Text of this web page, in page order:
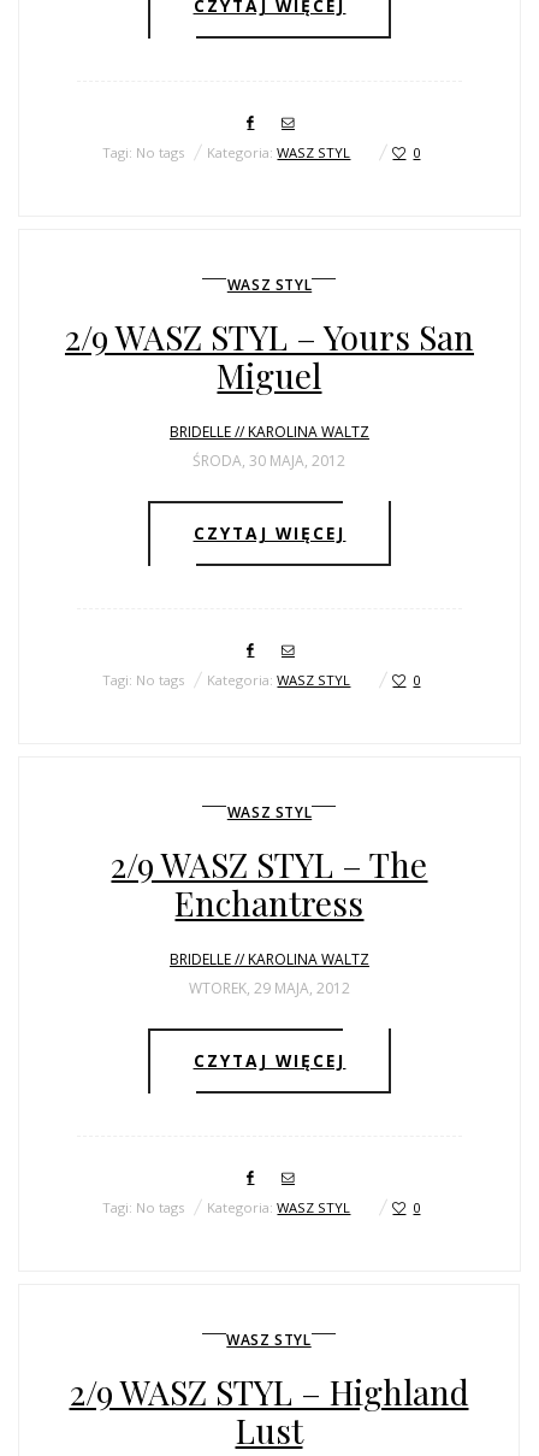
CZYTAJ WIĘCEJ
Tagi: No tags Kategoria:WASZ STYL 0
WASZ STYL
2/9 WASZ STYL – Yours San
Miguel
BRIDELLE // KAROLINA WALTZ
ŚRODA, 30 MAJA, 2012
CZYTAJ WIĘCEJ
Tagi: No tags Kategoria:WASZ STYL 0
WASZ STYL
2/9 WASZ STYL – The
Enchantress
BRIDELLE // KAROLINA WALTZ
WTOREK, 29 MAJA, 2012
CZYTAJ WIĘCEJ
Tagi: No tags Kategoria:WASZ STYL 0
WASZ STYL
2/9 WASZ STYL – Highland
Lust